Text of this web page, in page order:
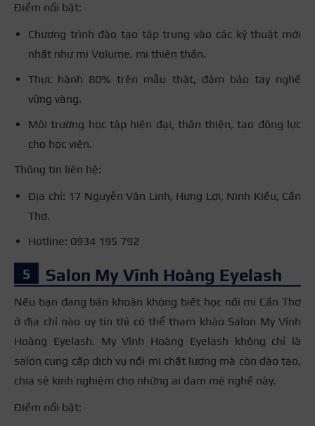
Điểm nổi bật:
Chương trình đào tạo tập trung vào các kỹ thuật mới
nhất như mi Volume, mi thiên thần.
Thực hành 80% trên mẫu thật, đảm bảo tay nghề
vững vàng.
Môi trường học tập hiện đại, thân thiện, tạo động lực
cho học viên.
Thông tin liên hệ:
Địa chỉ: 17 Nguyễn Văn Linh, Hưng Lợi, Ninh Kiều, Cần
Thơ.
Hotline: 0934 195 792
Salon My Vĩnh Hoàng Eyelash
Nếu bạn đang băn khoăn không biết học nối mi Cần Thơ
ở địa chỉ nào uy tín thì có thể tham khảo Salon My Vĩnh
Hoàng Eyelash. My Vĩnh Hoàng Eyelash không chỉ là
salon cung cấp dịch vụ nối mi chất lượng mà còn đào tạo,
chia sẻ kinh nghiệm cho những ai đam mê nghề này.
Điểm nổi bật: